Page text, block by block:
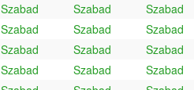
Szabad Szabad
Szabad
Szabad Szabad
Szabad
Szabad Szabad
Szabad
Szabad Szabad
Szabad